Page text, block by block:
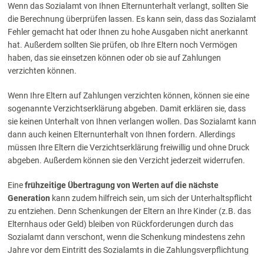
Wenn das Sozialamt von Ihnen Elternunterhalt verlangt, sollten Sie
die Berechnung überprüfen lassen. Es kann sein, dass das Sozialamt
Fehler gemacht hat oder Ihnen zu hohe Ausgaben nicht anerkannt
hat. Außerdem sollten Sie prüfen, ob Ihre Eltern noch Vermögen
haben, das sie einsetzen können oder ob sie auf Zahlungen
verzichten können.
Wenn Ihre Eltern auf Zahlungen verzichten können, können sie eine
sogenannte Verzichtserklärung abgeben. Damit erklären sie, dass
sie keinen Unterhalt von Ihnen verlangen wollen. Das Sozialamt kann
dann auch keinen Elternunterhalt von Ihnen fordern. Allerdings
müssen Ihre Eltern die Verzichtserklärung freiwillig und ohne Druck
abgeben. Außerdem können sie den Verzicht jederzeit widerrufen.
Einefrühzeitige Übertragung von Werten auf die nächste
Generation kann zudem hilfreich sein, um sich der Unterhaltspflicht
zu entziehen. Denn Schenkungen der Eltern an Ihre Kinder (z.B. das
Elternhaus oder Geld) bleiben von Rückforderungen durch das
Sozialamt dann verschont, wenn die Schenkung mindestens zehn
Jahre vor dem Eintritt des Sozialamts in die Zahlungsverpflichtung